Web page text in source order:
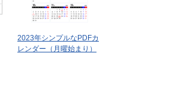
2023年シンプルなPDFカ
レンダー（月曜始まり）